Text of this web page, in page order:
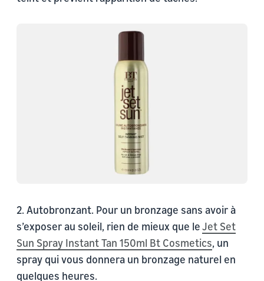
2. Autobronzant. Pour un bronzage sans avoir à
s’exposer au soleil, rien de mieux que leJet Set
Sun Spray Instant Tan 150ml Bt Cosmetics, un
spray qui vous donnera un bronzage naturel en
quelques heures.